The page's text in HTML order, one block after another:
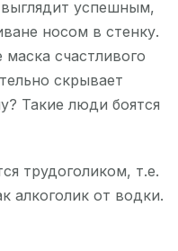
успешным,
носом в стенку.
счастливого
скрывает
Такие люди боятся
трудоголиком, т.е.
алкоголик от водки.